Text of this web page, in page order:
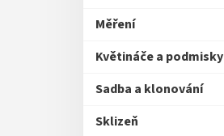
Měření
Květináče a podmisky
Sadba a klonování
Sklizeň